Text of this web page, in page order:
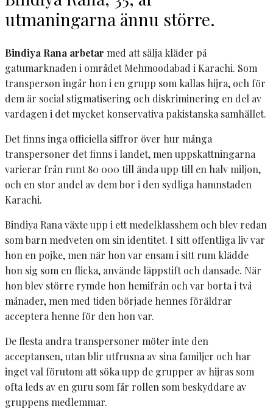
utmaningarna ännu större.
Bindiya Rana arbetar med att sälja kläder på
gatumarknaden i området Mehmoodabad i Karachi. Som
transperson ingår hon i en grupp som kallas hijra, och för
dem är social stigmatisering och diskriminering en del av
vardagen i det mycket konservativa pakistanska samhället.
Det finns inga officiella siffror över hur många
transpersoner det finns i landet, men uppskattningarna
varierar från runt 80 000 till ända upp till en halv miljon,
och en stor andel av dem bor i den sydliga hamnstaden
Karachi.
Bindiya Rana växte upp i ett medelklasshem och blev redan
som barn medveten om sin identitet. I sitt offentliga liv var
hon en pojke, men när hon var ensam i sitt rum klädde
hon sig som en flicka, använde läppstift och dansade. När
hon blev större rymde hon hemifrån och var borta i två
månader, men med tiden började hennes föräldrar
acceptera henne för den hon var.
De flesta andra transpersoner möter inte den
acceptansen, utan blir utfrusna av sina familjer och har
inget val förutom att söka upp de grupper av hijras som
ofta leds av en guru som får rollen som beskyddare av
gruppens medlemmar.